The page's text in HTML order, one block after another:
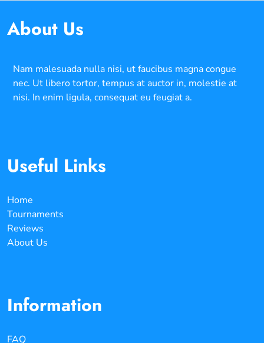
About Us
Nam malesuada nulla nisi, ut faucibus magna congue
nec. Ut libero tortor, tempus at auctor in, molestie at
nisi. In enim ligula, consequat eu feugiat a.
Useful Links
Home
Tournaments
Reviews
About Us
Information
FAQ